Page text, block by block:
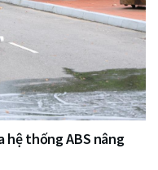
hệ thống ABS nâng